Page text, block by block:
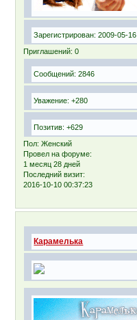
Зарегистрирован: 2009-05-16
Приглашений: 0
Сообщений: 2846
Уважение: +280
Позитив: +629
Пол: Женский
Провел на форуме:
1 месяц 28 дней
Последний визит:
2016-10-10 00:37:23
Карамелька